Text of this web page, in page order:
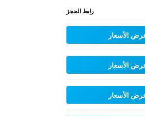
رابط الحجز
الأسعار
الأسعار
الأسعار